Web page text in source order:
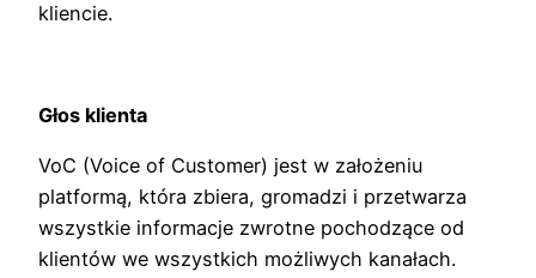
kliencie.
Głos klienta
VoC (Voice of Customer) jest w założeniu
platformą, która zbiera, gromadzi i przetwarza
wszystkie informacje zwrotne pochodzące od
klientów we wszystkich możliwych kanałach.